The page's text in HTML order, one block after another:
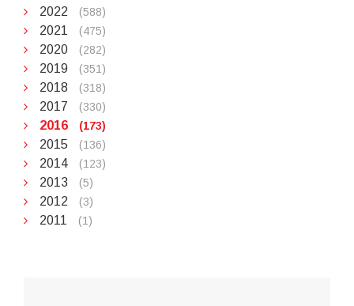
2022 (588)
2021 (475)
2020 (282)
2019 (351)
2018 (318)
2017 (330)
2016 (173)
2015 (136)
2014 (123)
2013 (5)
2012 (3)
2011 (1)